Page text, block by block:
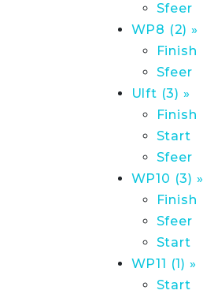
Sfeer
WP8 (2) »
Finish
Sfeer
Ulft (3) »
Finish
Start
Sfeer
WP10 (3) »
Finish
Sfeer
Start
WP11 (1) »
Start